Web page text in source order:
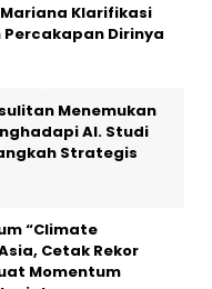
Klarifikasi
Dirinya
Menemukan
AI. Studi
Strategis
“Climate
Cetak Rekor
Momentum